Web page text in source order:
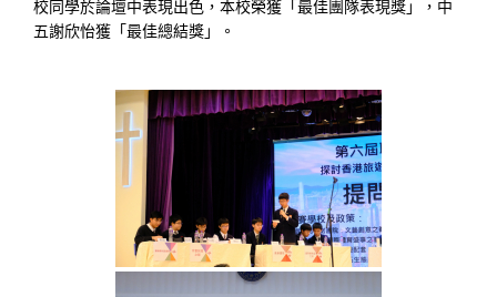
校同學於論壇中表現出色，本校榮獲「最佳團隊表現獎」，中
五謝欣怡獲「最佳總結獎」。